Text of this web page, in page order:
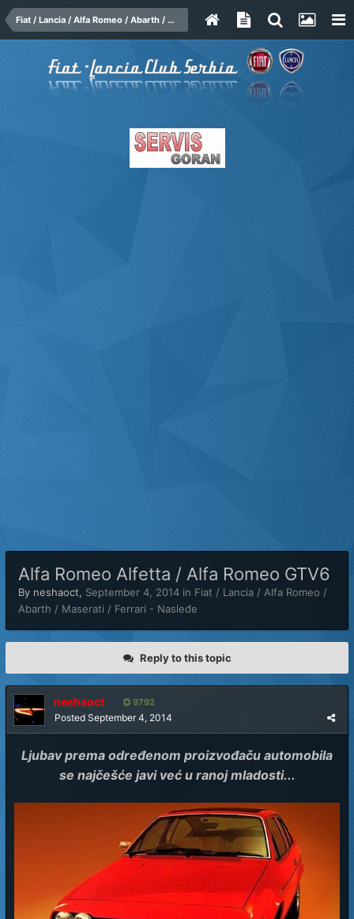
Fiat / Lancia / Alfa Romeo / Abarth / Maserati / Ferrari - Nasleđe
Alfa Romeo Alfetta / Alfa Romeo GTV6
By neshaoct, September 4, 2014 in Fiat / Lancia / Alfa Romeo /
Abarth / Maserati / Ferrari - Nasleđe
Reply to this topic
neshaoct 9792
Posted September 4, 2014
Ljubav prema određenom proizvođaču automobila
se najčešće javi već u ranoj mladosti...